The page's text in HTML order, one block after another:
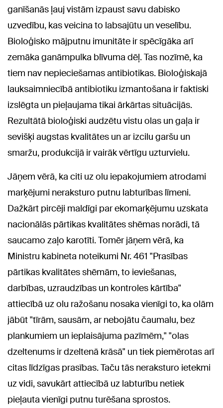
ganīšanās ļauj vistām izpaust savu dabisko
uzvedību, kas veicina to labsajūtu un veselību.
Bioloģisko mājputnu imunitāte ir spēcīgāka arī
zemāka ganāmpulka blīvuma dēļ. Tas nozīmē, ka
tiem nav nepieciešamas antibiotikas. Bioloģiskajā
lauksaimniecībā antibiotiku izmantošana ir faktiski
izslēgta un pieļaujama tikai ārkārtas situācijās.
Rezultātā bioloģiski audzētu vistu olas un gaļa ir
sevišķi augstas kvalitātes un ar izcilu garšu un
smaržu, produkcijā ir vairāk vērtīgu uzturvielu.
Jāņem vērā, ka citi uz olu iepakojumiem atrodami
marķējumi neraksturo putnu labturības līmeni.
Dažkārt pircēji maldīgi par ekomarķējumu uzskata
nacionālās pārtikas kvalitātes shēmas norādi, tā
saucamo zaļo karotīti. Tomēr jāņem vērā, ka
Ministru kabineta noteikumi Nr. 461 "Prasības
pārtikas kvalitātes shēmām, to ieviešanas,
darbības, uzraudzības un kontroles kārtība"
attiecībā uz olu ražošanu nosaka vienīgi to, ka olām
jābūt "tīrām, sausām, ar nebojātu čaumalu, bez
plankumiem un ieplaisājuma pazīmēm," "olas
dzeltenums ir dzeltenā krāsā" un tiek piemērotas arī
citas līdzīgas prasības. Taču tās neraksturo ietekmi
uz vidi, savukārt attiecībā uz labturību netiek
pieļauta vienīgi putnu turēšana sprostos.